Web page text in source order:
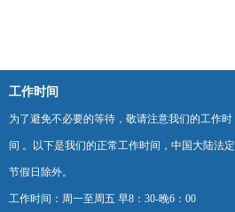
工作时间
为了避免不必要的等待，敬请注意我们的工作时
间 。以下是我们的正常工作时间，中国大陆法定
节假日除外。
工作时间：周一至周五 早8：30-晚6：00